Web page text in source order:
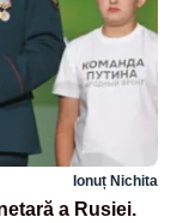
Ionuț Nichita
a Rusiei.